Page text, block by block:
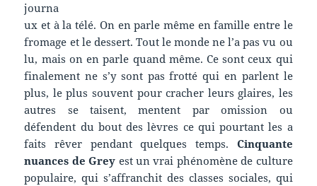
journa
ux et à la télé. On en parle même en famille entre le
fromage et le dessert. Tout le monde ne l’a pas vu ou
lu, mais on en parle quand même. Ce sont ceux qui
finalement ne s’y sont pas frotté qui en parlent le
plus, le plus souvent pour cracher leurs glaires, les
autres se taisent, mentent par omission ou
défendent du bout des lèvres ce qui pourtant les a
faits rêver pendant quelques temps. Cinquante
nuances de Grey est un vrai phénomène de culture
populaire, qui s’affranchit des classes sociales, qui